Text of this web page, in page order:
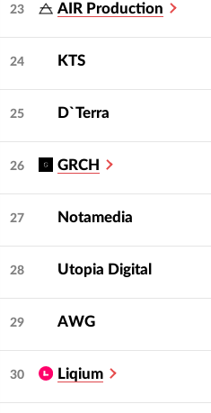
23 AIR Production
24 KTS
25 D`Terra
26 GRCH
27 Notamedia
28 Utopia Digital
29 AWG
30 Liqium